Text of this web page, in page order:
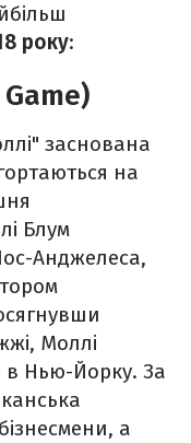
року:
заснована
на
Блум
Анджелеса,
Моллі
в Нью-Йорку. За
а